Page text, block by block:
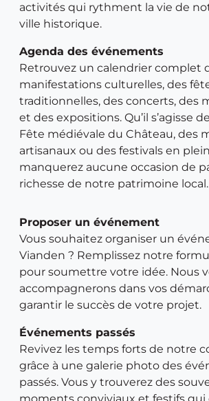
activités qui rythment la vie de
ville historique.
Agenda des événements
Retrouvez un calendrier complet
manifestations culturelles, des
traditionnelles, des concerts, des
et des expositions. Qu’il s’agisse
Fête médiévale du Château, des
artisanaux ou des festivals en
manquerez aucune occasion de
richesse de notre patrimoine local.
Proposer un événement
Vous souhaitez organiser un
Vianden ? Remplissez notre
pour soumettre votre idée. Nous
accompagnerons dans vos
garantir le succès de votre projet.
Événements passés
Revivez les temps forts de notre
grâce à une galerie photo des
passés. Vous y trouverez des